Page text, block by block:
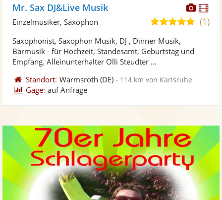
Mr. Sax DJ&Live Musik
5,0(1)
Einzelmusiker, Saxophon
Saxophonist, Saxophon Musik, DJ , Dinner Musik,
Barmusik - für Hochzeit, Standesamt, Geburtstag und
Empfang. Alleinunterhalter Olli Steudter ...
Standort: Warmsroth (DE) - 114 km von Karlsruhe
Gage: auf Anfrage